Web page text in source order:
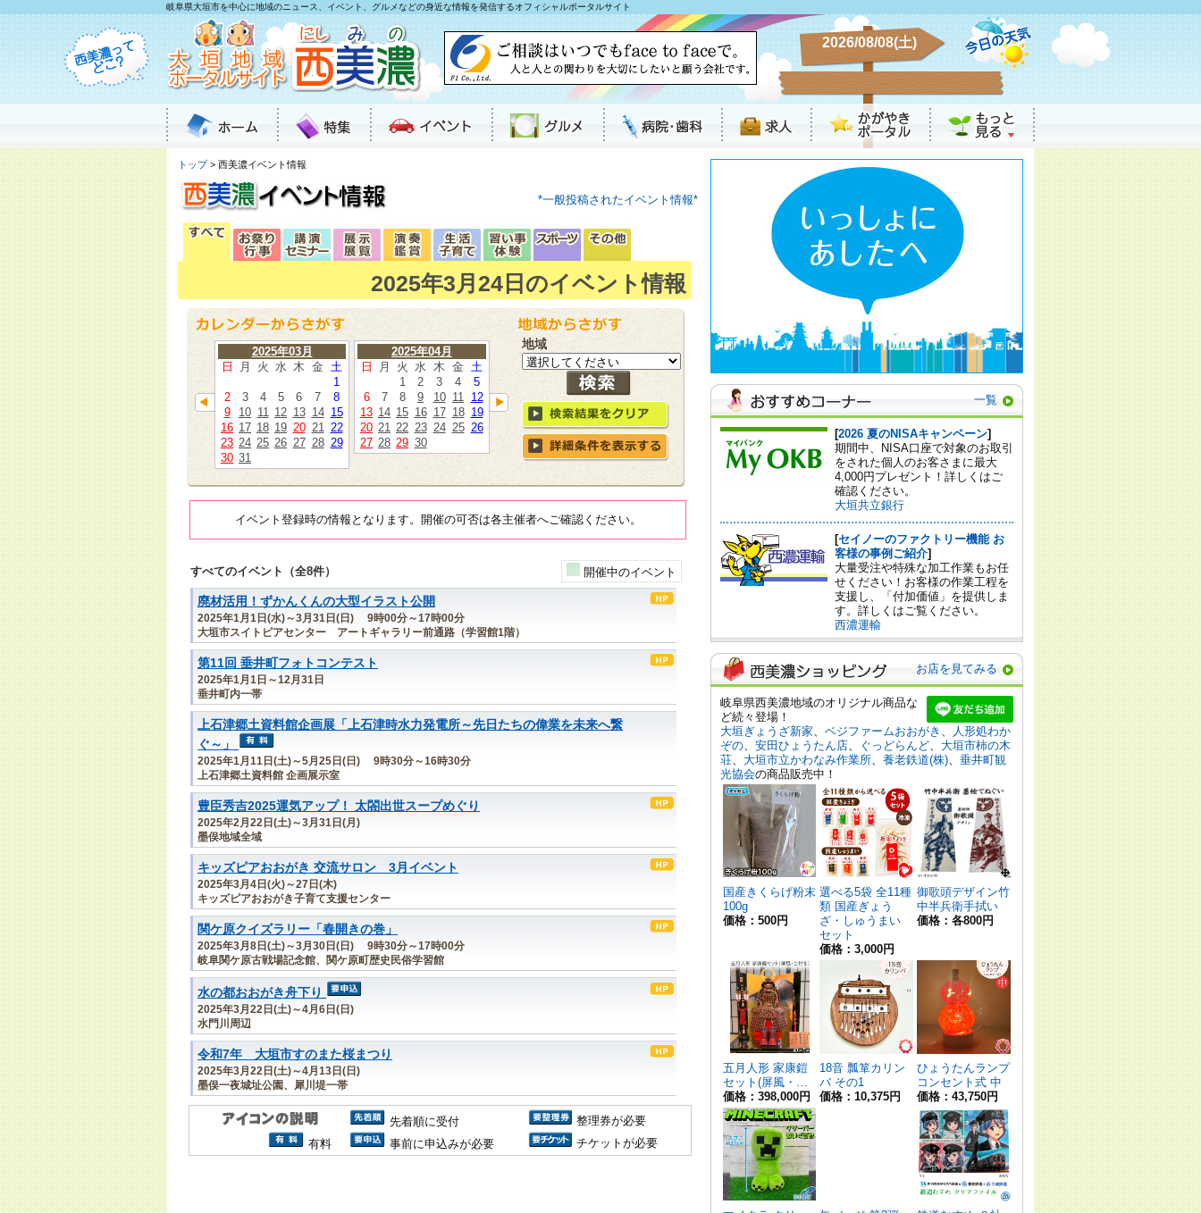
岐阜県大垣市を中心に地域のニュース、イベント、グルメなどの身近な情報を発信するオフィシャルポータルサイト
2026/08/08(土)
トップ> 西美濃イベント情報
*一般投稿されたイベント情報*
2025年3月24日のイベント情報
2025年03月
日
月 火 水 木 金 土
1
2
3 4 5 6 7
8
9
10 11 12 13 14 15
16 17 18 19 20 21 22
23 24 25 26 27 28 29
30 31
2025年04月
日
月 火 水 木 金 土
1
2 3 4
5
6
7 8 9 10 11 12
13 14 15 16 17 18 19
20 21 22 23 24 25 26
27 28 29 30
地域
イベント登録時の情報となります。開催の可否は各主催者へご確認ください。
すべてのイベント（全8件） 開催中のイベント
廃材活用！ずかんくんの大型イラスト公開
2025年1月1日(水)～3月31日(日) 9時00分～17時00分
大垣市スイトピアセンター アートギャラリー前通路（学習館1階）
第11回 垂井町フォトコンテスト
2025年1月1日～12月31日
垂井町内一帯
上石津郷土資料館企画展「上石津時水力発電所～先日たちの偉業を未来へ繋
ぐ～」
2025年1月11日(土)～5月25日(日) 9時30分～16時30分
上石津郷土資料館 企画展示室
豊臣秀吉2025運気アップ！ 太閤出世スープめぐり
2025年2月22日(土)～3月31日(月)
墨俣地域全域
キッズピアおおがき 交流サロン 3月イベント
2025年3月4日(火)～27日(木)
キッズピアおおがき子育て支援センター
関ケ原クイズラリー「春開きの巻」
2025年3月8日(土)～3月30日(日) 9時30分～17時00分
岐阜関ケ原古戦場記念館、関ケ原町歴史民俗学習館
水の都おおがき舟下り
2025年3月22日(土)～4月6日(日)
水門川周辺
令和7年 大垣市すのまた桜まつり
2025年3月22日(土)～4月13日(日)
墨俣一夜城址公園、犀川堤一帯
先着順に受付
整理券が必要
有料
事前に申込みが必要 チケットが必要